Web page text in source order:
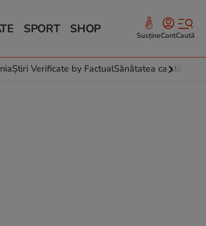
SPORT SHOP SusțineContCaută
Știri Verificate by FactualSănătatea ca stil de